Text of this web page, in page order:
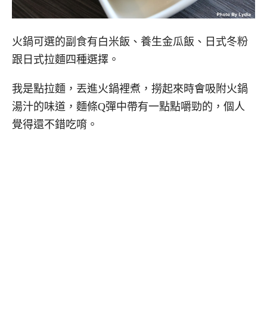
火鍋可選的副食有白米飯、養生金瓜飯、日式冬粉
跟日式拉麵四種選擇。
我是點拉麵，丟進火鍋裡煮，撈起來時會吸附火鍋
湯汁的味道，麵條Q彈中帶有一點點嚼勁的，個人
覺得還不錯吃唷。